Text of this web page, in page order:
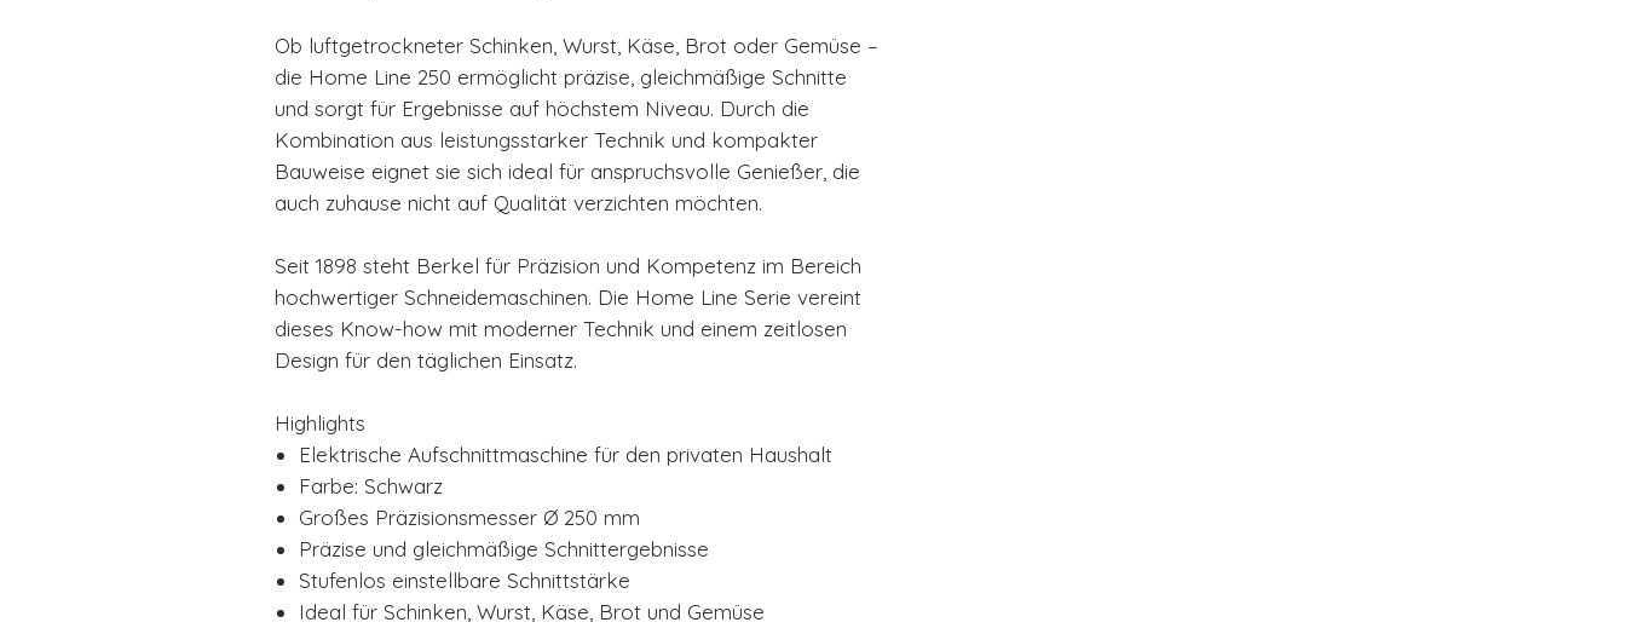
Ob luftgetrockneter Schinken, Wurst, Käse, Brot oder Gemüse –
die Home Line 250 ermöglicht präzise, gleichmäßige Schnitte
und sorgt für Ergebnisse auf höchstem Niveau. Durch die
Kombination aus leistungsstarker Technik und kompakter
Bauweise eignet sie sich ideal für anspruchsvolle Genießer, die
auch zuhause nicht auf Qualität verzichten möchten.
Seit 1898 steht Berkel für Präzision und Kompetenz im Bereich
hochwertiger Schneidemaschinen. Die Home Line Serie vereint
dieses Know-how mit moderner Technik und einem zeitlosen
Design für den täglichen Einsatz.
Highlights
Elektrische Aufschnittmaschine für den privaten Haushalt
Farbe: Schwarz
Großes Präzisionsmesser Ø 250 mm
Präzise und gleichmäßige Schnittergebnisse
Stufenlos einstellbare Schnittstärke
Ideal für Schinken, Wurst, Käse, Brot und Gemüse